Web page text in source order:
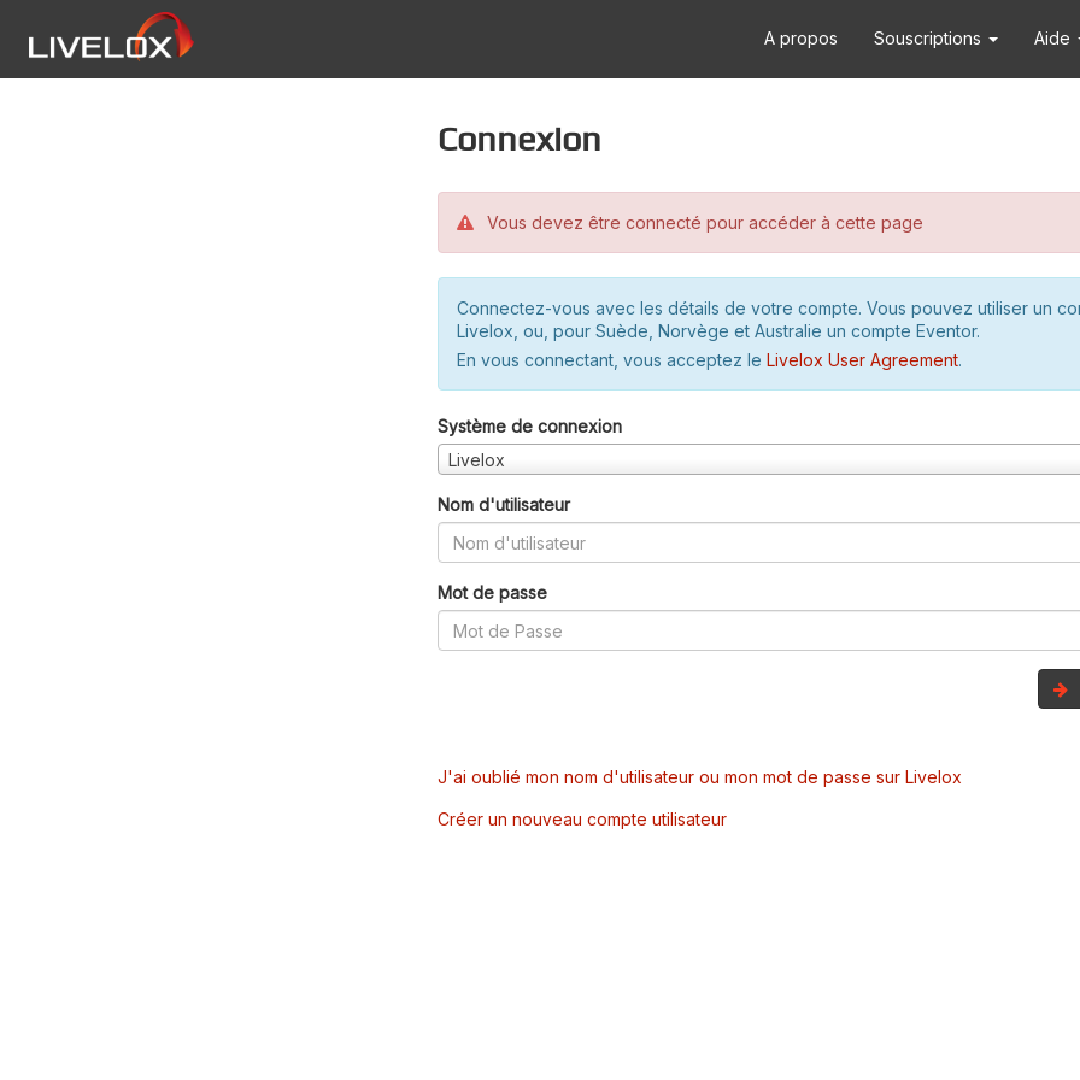
A propos Souscriptions Aide
Connexion
Vous devez être connecté pour accéder à cette page
Connectez-vous avec les détails de votre compte. Vous pouvez utiliser un
Livelox, ou, pour Suède, Norvège et Australie un compte Eventor.
En vous connectant, vous acceptez le Livelox User Agreement.
Système de connexion
Livelox
Nom d'utilisateur
Mot de passe
J'ai oublié mon nom d'utilisateur ou mon mot de passe sur Livelox
Créer un nouveau compte utilisateur